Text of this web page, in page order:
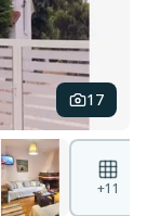
17
+11